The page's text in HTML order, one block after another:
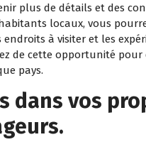
plus de détails et des
locaux, vous
endroits à visiter et les
de cette opportunité pour
pays.
dans vos